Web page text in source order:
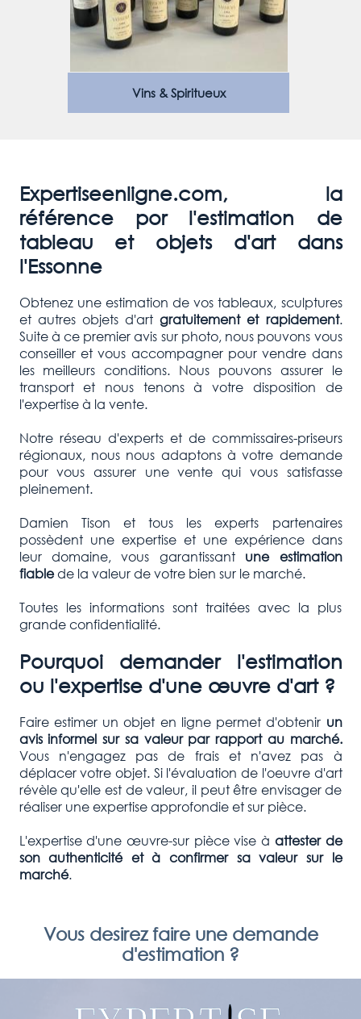
Vins & Spiritueux
Expertiseenligne.com, la
référence por l'estimation de
tableau et objets d'art dans
l'Essonne
Obtenez une estimation de vos tableaux, sculptures
et autres objets d'art gratuitement et rapidement.
Suite à ce premier avis sur photo, nous pouvons vous
conseiller et vous accompagner pour vendre dans
les meilleurs conditions. Nous pouvons assurer le
transport et nous tenons à votre disposition de
l'expertise à la vente.
Notre réseau d'experts et de commissaires-priseurs
régionaux, nous nous adaptons à votre demande
pour vous assurer une vente qui vous satisfasse
pleinement.
Damien Tison et tous les experts partenaires
possèdent une expertise et une expérience dans
leur domaine, vous garantissantune estimation
fiablede la valeur de votre bien sur le marché.
Toutes les informations sont traitées avec la plus
grande confidentialité.
Pourquoi demander l'estimation
ou l'expertise d'une œuvre d'art ?
Faire estimer un objet en ligne permet d'obtenir un
avis informel sur sa valeur par rapport au marché.
Vous n'engagez pas de frais et n'avez pas à
déplacer votre objet. Si l'évaluation de l'oeuvre d'art
révèle qu'elle est de valeur, il peut être envisager de
réaliser une expertise approfondie et sur pièce.
L'expertise d'une œuvre-sur pièce vise à attester de
son authenticité et à confirmer sa valeur sur le
marché.
Vous desirez faire une demande
d'estimation ?